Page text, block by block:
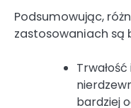
Podsumowując,
zastosowaniach są
bardziej